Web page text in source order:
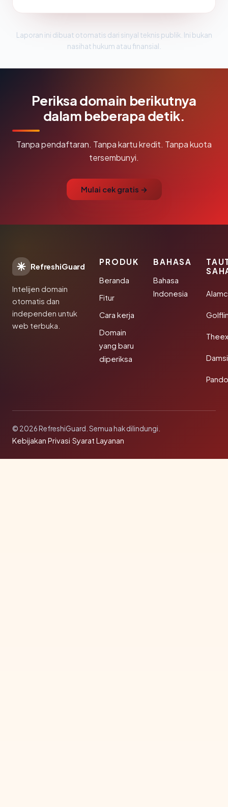
Laporan ini dibuat otomatis dari sinyal teknis publik. Ini bukan
nasihat hukum atau finansial.
Periksa domain berikutnya
dalam beberapa detik.
Tanpa pendaftaran. Tanpa kartu kredit. Tanpa kuota
tersembunyi.
Mulai cek gratis →
RefreshiGuard
Intelijen domain
otomatis dan
independen untuk
web terbuka.
PRODUK
Beranda
Fitur
Cara kerja
Domain
yang baru
diperiksa
BAHASA
Bahasa
Indonesia
© 2026 RefreshiGuard. Semua hak dilindungi.
Kebijakan Privasi·Syarat Layanan